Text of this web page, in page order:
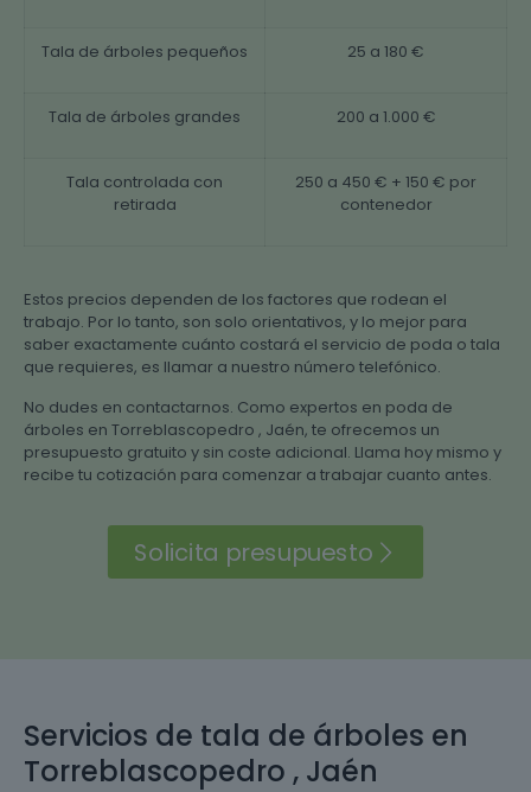
Tala de árboles pequeños 25 a 180 €
Tala de árboles grandes 200 a 1.000 €
Tala controlada con
retirada
250 a 450 € + 150 € por
contenedor
Estos precios dependen de los factores que rodean el
trabajo. Por lo tanto, son solo orientativos, y lo mejor para
saber exactamente cuánto costará el servicio de poda o tala
que requieres, es llamar a nuestro número telefónico.
No dudes en contactarnos. Como expertos en poda de
árboles en Torreblascopedro , Jaén, te ofrecemos un
presupuesto gratuito y sin coste adicional. Llama hoy mismo y
recibe tu cotización para comenzar a trabajar cuanto antes.
Solicita presupuesto
Servicios de tala de árboles en
Torreblascopedro , Jaén